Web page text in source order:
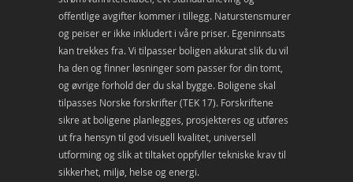
offentlige avgifter kommer i tillegg. Naturstensmurer
og peiser er ikke inkludert i våre priser. Egeninnsats
kan trekkes fra. Vi tilpasser boligen akkurat slik du vil
ha den og finner løsninger som passer for din tomt,
og øvrige forhold der du skal bygge. Boligene skal
tilpasses Norske forskrifter (TEK 17). Forskriftene
sikre at boligene planlegges, prosjekteres og utføres
ut fra hensyn til god visuell kvalitet, universell
utforming og slik at tiltaket oppfyller tekniske krav til
sikkerhet, miljø, helse og energi.